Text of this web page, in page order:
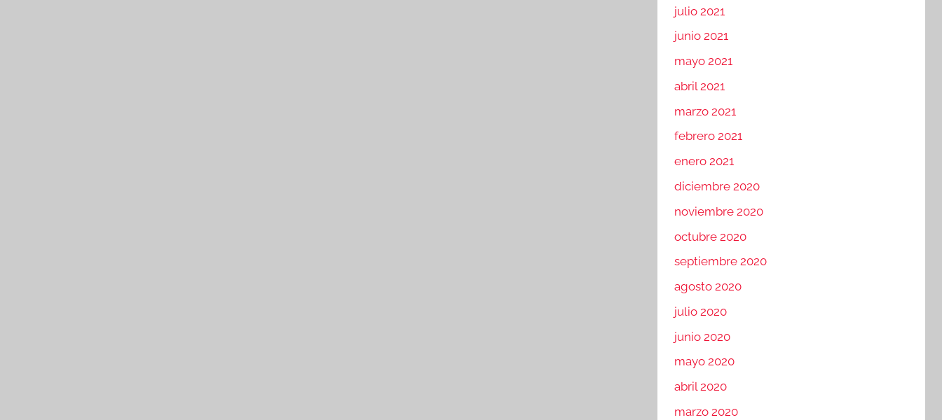
julio 2021
junio 2021
mayo 2021
abril 2021
marzo 2021
febrero 2021
enero 2021
diciembre 2020
noviembre 2020
octubre 2020
septiembre 2020
agosto 2020
julio 2020
junio 2020
mayo 2020
abril 2020
marzo 2020